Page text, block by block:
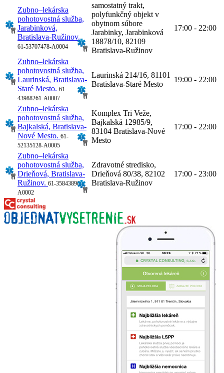
Zubno–lekárska
pohotovostná služba,
Jarabinková,
Bratislava-Ružinov.
61-53707478-A0004
samostatný trakt,
polyfunkčný objekt v
obytnom súbore
Jarabinky, Jarabinková
18878/10, 82109
Bratislava-Ružinov
17:00 - 22:00
Zubno–lekárska
pohotovostná služba,
Laurinská, Bratislava-
Staré Mesto. 61-
43988261-A0007
Laurinská 214/16, 81101
Bratislava-Staré Mesto
19:00 - 22:00
Zubno–lekárska
pohotovostná služba,
Bajkalská, Bratislava-
Nové Mesto. 61-
52135128-A0005
Komplex Tri Veže,
Bajkalská 12985/9,
83104 Bratislava-Nové
Mesto
17:00 - 22:00
Zubno–lekárska
pohotovostná služba,
Drieňová, Bratislava-
Ružinov. 61-35843896-
A0002
Zdravotné stredisko,
Drieňová 80/38, 82102
Bratislava-Ružinov
17:00 - 23:00